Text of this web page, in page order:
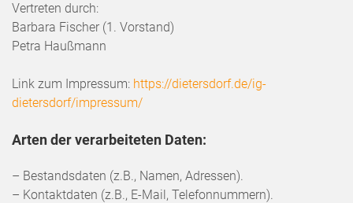
Vertreten durch:
Barbara Fischer (1. Vorstand)
Petra Haußmann
Link zum Impressum: https://dietersdorf.de/ig-
dietersdorf/impressum/
Arten der verarbeiteten Daten:
– Bestandsdaten (z.B., Namen, Adressen).
– Kontaktdaten (z.B., E-Mail, Telefonnummern).